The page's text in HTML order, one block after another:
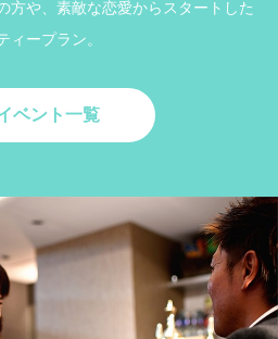
方や、素敵な恋愛からスタートした
ィープラン。
ベント一覧